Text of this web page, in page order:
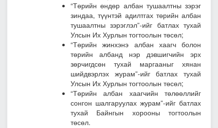
“Төрийн өндөр албан тушаалтны зэрэг
зиндаа, түүнтэй адилтгах төрийн албан
тушаалтны зэрэглэл”-ийг батлах тухай
Улсын Их Хурлын тогтоолын төсөл;
“Төрийн жинхэнэ албан хаагч болон
төрийн албанд нэр дэвшигчийн эрх
зөрчигдсөн тухай маргааныг хянан
шийдвэрлэх журам”-ийг батлах тухай
Улсын Их Хурлын тогтоолын төсөл;
“Төрийн албан хаагчийн төлөөллийг
сонгон шалгаруулах журам”-ийг батлах
тухай Байнгын хорооны тогтоолын
төсөл.